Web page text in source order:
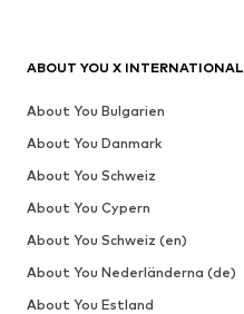
ABOUT YOU X INTERNATIONAL
About You Bulgarien
About You Danmark
About You Schweiz
About You Cypern
About You Schweiz (en)
About You Nederländerna (de)
About You Estland